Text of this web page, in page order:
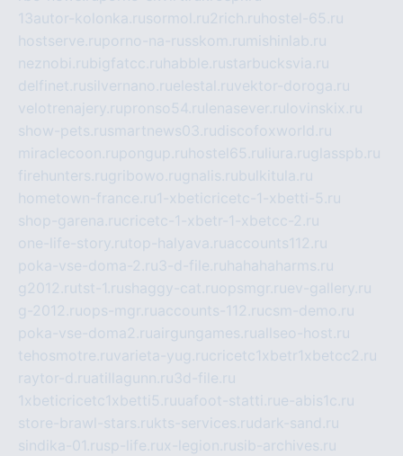
13autor-kolonka.rusormol.ru2rich.ru hostel-65.ru
hostserve.ruporno-na-russkom.ru mishinlab.ru
neznobi.rubigfatcc.ru habble.rustarbucksvia.ru
delfinet.rusilvernano.ruelestal.ruvektor-doroga.ru
velotrenajery.rupronso54.ru lenasever.ru lovinskix.ru
show-pets.rusmartnews03.rudiscofoxworld.ru
miraclecoon.rupongup.ru hostel65.ru liura.ruglasspb.ru
firehunters.rugribowo.rugnalis.rubulkitula.ru
hometown-france.ru1-xbeticricetc-1-xbetti-5.ru
shop-garena.rucricetc-1-xbetr-1-xbetcc-2.ru
one-life-story.rutop-halyava.ruaccounts112.ru
poka-vse-doma-2.ru3-d-file.ru hahahaharms.ru
g2012.rutst-1.rushaggy-cat.ruopsmgr.ruev-gallery.ru
g-2012.ruops-mgr.ruaccounts-112.rucsm-demo.ru
poka-vse-doma2.ruairgungames.ruallseo-host.ru
tehosmotre.ruvarieta-yug.rucricetc1xbetr1xbetcc2.ru
raytor-d.ruatillagunn.ru3d-file.ru
1xbeticricetc1xbetti5.ruuafoot-statti.rue-abis1c.ru
store-brawl-stars.rukts-services.rudark-sand.ru
sindika-01.rusp-life.rux-legion.rusib-archives.ru